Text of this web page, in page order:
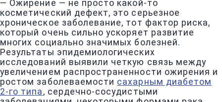
— Ожирение — не просто какой-то
косметический дефект, это серьезное
хроническое заболевание, тот фактор риска,
который очень сильно ускоряет развитие
многих социально значимых болезней.
Результаты эпидемиологических
исследований выявили четкую связь между
увеличением распространенности ожирения и
ростом заболеваемости сахарным диабетом
2-го типа , сердечно-сосудистыми